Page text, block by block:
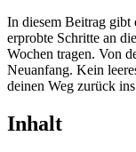
In diesem Beitrag gibt
erprobte Schritte an
Wochen tragen. Von
Neuanfang. Kein
deinen Weg zurück
Inhalt